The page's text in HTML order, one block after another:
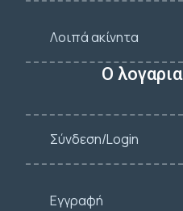
Λοιπά ακίνητα
Ο
Σύνδεση/Login
Εγγραφή